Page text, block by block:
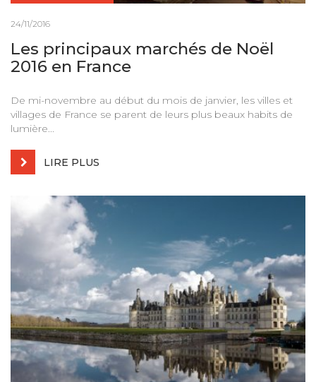
24/11/2016
Les principaux marchés de Noël
2016 en France
De mi-novembre au début du mois de janvier, les villes et
villages de France se parent de leurs plus beaux habits de
lumière...
LIRE PLUS